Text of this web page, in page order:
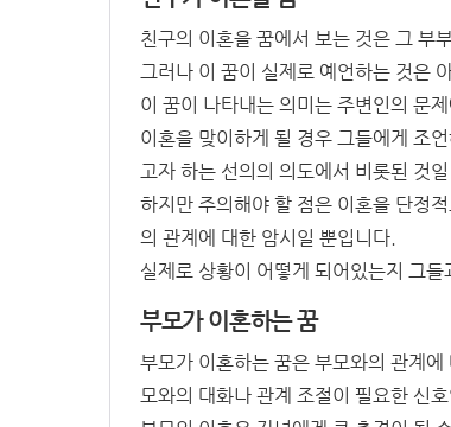
친구의 이혼을 꿈에서 보는 것은 그 부
그러나 이 꿈이 실제로 예언하는 것은
이 꿈이 나타내는 의미는 주변인의 문
이혼을 맞이하게 될 경우 그들에게 조
고자 하는 선의의 의도에서 비롯된 것
하지만 주의해야 할 점은 이혼을 단정
의 관계에 대한 암시일 뿐입니다.
실제로 상황이 어떻게 되어있는지 그
부모가 이혼하는 꿈
부모가 이혼하는 꿈은 부모와의 관계
모와의 대화나 관계 조절이 필요한 신